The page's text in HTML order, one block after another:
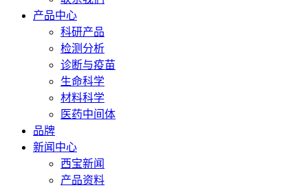
产品中心
科研产品
检测分析
诊断与疫苗
生命科学
材料科学
医药中间体
品牌
新闻中心
西宝新闻
产品资料